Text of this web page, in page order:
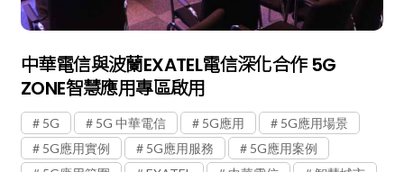
中華電信與波蘭EXATEL電信深化合作 5G
ZONE智慧應用專區啟用
5G 5G 中華電信 5G應用
5G應用場景
5G應用實例
5G應用服務
5G應用案例